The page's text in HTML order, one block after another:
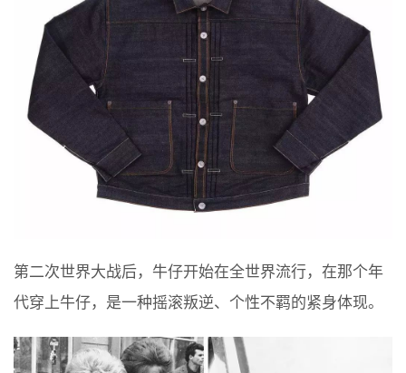
第二次世界大战后，牛仔开始在全世界流行，在那个年
代穿上牛仔，是一种摇滚叛逆、个性不羁的紧身体现。